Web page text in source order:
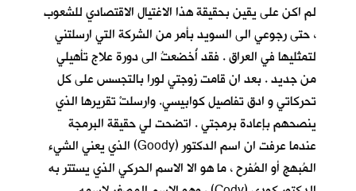
لم اكن على يقين بحقيقة هذا الاغتيال الاقتصادي للشعوب
، حتى رجوعي الى السويد بأمر من الشركة التي ارسلتني
لتمثليها في العراق . فقد أُخضعتُ الى دورة علاج تأهيلي
من جديد . بعد ان قامت زوجتي لورا بالتجسس على كل
تحركاتي و ادق تفاصيل كوابيسي. وارسلتْ تقريرها الذي
ينصحهم بإعادة برمجتي . اتضحت لي حقيقة البرمجة
عندما عرفت ان اسم الدكتور (Goody) الذي يعني الشيء
المُبهج أو المُفرح ، ما هو الا الاسم الحركي الذي يستتر به